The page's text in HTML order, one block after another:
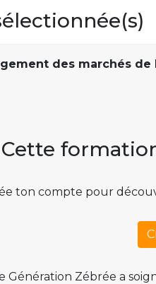
des marchés
Cette
ton compte pour
Génération Zébrée a